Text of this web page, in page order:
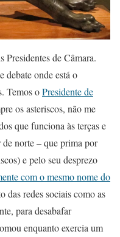
Presidentes de Câmara.
debate onde está o
Temos oPresidente de
os asteriscos, não me
que funciona às terças e
norte – que prima por
e pelo seu desprezo
com o mesmo nome do
das redes sociais como as
para desabafar
enquanto exercia um